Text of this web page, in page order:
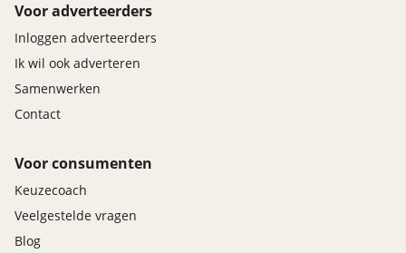
Voor adverteerders
Inloggen adverteerders
Ik wil ook adverteren
Samenwerken
Contact
Voor consumenten
Keuzecoach
Veelgestelde vragen
Blog